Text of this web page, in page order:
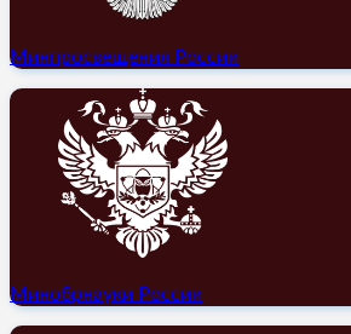
Минпросвещения России
Минобрнауки России